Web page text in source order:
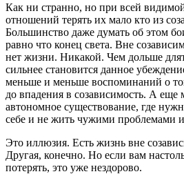
Как ни странно, но при всей
отношений терять их мало кто из
Большинство даже думать об этом
равно что конец света. Вне
нет жизни. Никакой. Чем дольше
сильнее становится данное
меньше и меньше воспоминаний о
до впадения в созависимость. А еще
автономное существование, где
себе и не жить чужими проблемами
Это иллюзия. Есть жизнь вне
Другая, конечно. Но если вам
потерять, это уже нездорово.